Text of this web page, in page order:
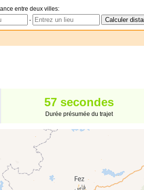
entre deux villes:
-
57 secondes
Durée présumée du trajet